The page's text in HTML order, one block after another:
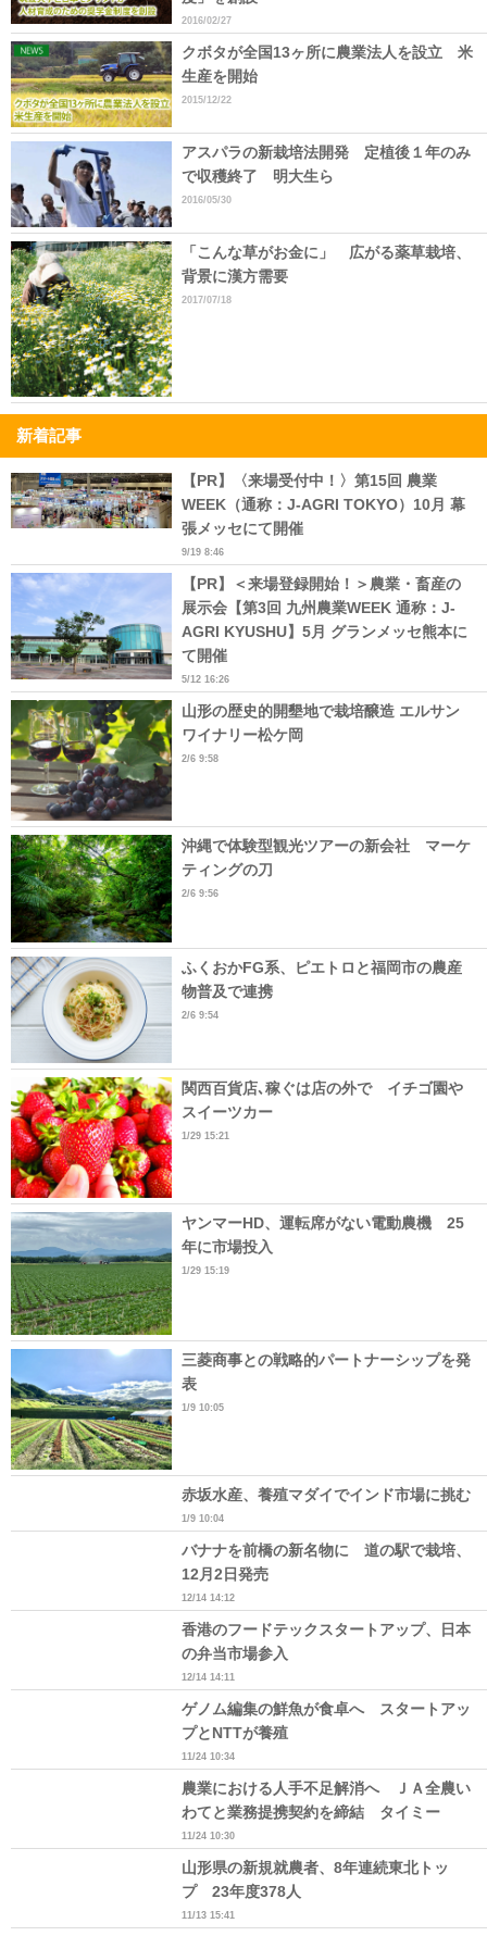
2016/02/27
クボタが全国13ヶ所に農業法人を設立 米
生産を開始
2015/12/22
アスパラの新栽培法開発 定植後１年のみ
で収穫終了 明大生ら
2016/05/30
「こんな草がお金に」 広がる薬草栽培、
背景に漢方需要
2017/07/18
新着記事
【PR】〈来場受付中！〉第15回 農業
WEEK（通称：J-AGRI TOKYO）10月 幕
張メッセにて開催
9/19 8:46
【PR】＜来場登録開始！＞農業・畜産の
展示会【第3回 九州農業WEEK 通称：J-
AGRI KYUSHU】5月 グランメッセ熊本に
て開催
5/12 16:26
山形の歴史的開墾地で栽培醸造 エルサン
ワイナリー松ケ岡
2/6 9:58
沖縄で体験型観光ツアーの新会社 マーケ
ティングの刀
2/6 9:56
ふくおかFG系、ピエトロと福岡市の農産
物普及で連携
2/6 9:54
関西百貨店､稼ぐは店の外で イチゴ園や
スイーツカー
1/29 15:21
ヤンマーHD、運転席がない電動農機 25
年に市場投入
1/29 15:19
三菱商事との戦略的パートナーシップを発
表
1/9 10:05
赤坂水産、養殖マダイでインド市場に挑む
1/9 10:04
バナナを前橋の新名物に 道の駅で栽培、
12月2日発売
12/14 14:12
香港のフードテックスタートアップ、日本
の弁当市場参入
12/14 14:11
ゲノム編集の鮮魚が食卓へ スタートアッ
プとNTTが養殖
11/24 10:34
農業における人手不足解消へ ＪＡ全農い
わてと業務提携契約を締結 タイミー
11/24 10:30
山形県の新規就農者、8年連続東北トッ
プ 23年度378人
11/13 15:41